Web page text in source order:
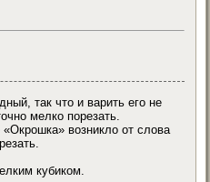
так что и варить его не
мелко порезать.
«Окрошка» возникло от слова
кубиком.